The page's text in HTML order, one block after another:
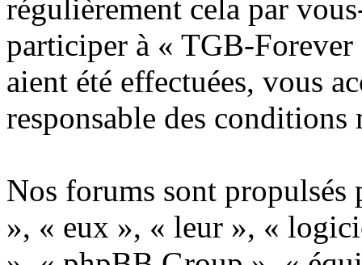
régulièrement cela par
participer à « TGB-
aient été effectuées, vous
responsable des
Nos forums sont
», « eux », « leur », «